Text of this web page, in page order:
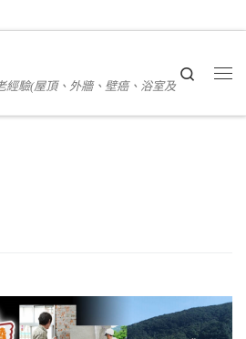
經驗(屋頂、外牆、壁癌、浴室及
Search